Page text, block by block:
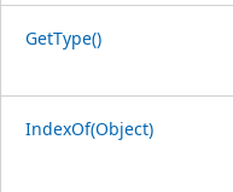
GetType()
IndexOf(Object)